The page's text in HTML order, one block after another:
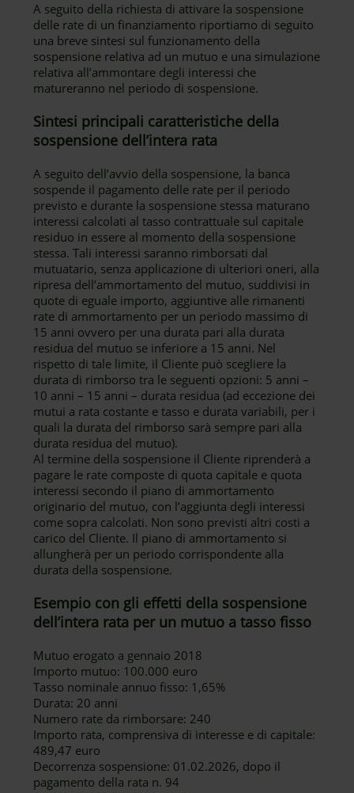
A seguito della richiesta di attivare la sospensione
delle rate di un finanziamento riportiamo di seguito
una breve sintesi sul funzionamento della
sospensione relativa ad un mutuo e una simulazione
relativa all’ammontare degli interessi che
matureranno nel periodo di sospensione.
Sintesi principali caratteristiche della
sospensione dell’intera rata
A seguito dell’avvio della sospensione, la banca
sospende il pagamento delle rate per il periodo
previsto e durante la sospensione stessa maturano
interessi calcolati al tasso contrattuale sul capitale
residuo in essere al momento della sospensione
stessa. Tali interessi saranno rimborsati dal
mutuatario, senza applicazione di ulteriori oneri, alla
ripresa dell’ammortamento del mutuo, suddivisi in
quote di eguale importo, aggiuntive alle rimanenti
rate di ammortamento per un periodo massimo di
15 anni ovvero per una durata pari alla durata
residua del mutuo se inferiore a 15 anni. Nel
rispetto di tale limite, il Cliente può scegliere la
durata di rimborso tra le seguenti opzioni: 5 anni –
10 anni – 15 anni – durata residua (ad eccezione dei
mutui a rata costante e tasso e durata variabili, per i
quali la durata del rimborso sarà sempre pari alla
durata residua del mutuo).
Al termine della sospensione il Cliente riprenderà a
pagare le rate composte di quota capitale e quota
interessi secondo il piano di ammortamento
originario del mutuo, con l’aggiunta degli interessi
come sopra calcolati. Non sono previsti altri costi a
carico del Cliente. Il piano di ammortamento si
allungherà per un periodo corrispondente alla
durata della sospensione.
Esempio con gli effetti della sospensione
dell’intera rata per un mutuo a tasso fisso
Mutuo erogato a gennaio 2018
Importo mutuo: 100.000 euro
Tasso nominale annuo fisso: 1,65%
Durata: 20 anni
Numero rate da rimborsare: 240
Importo rata, comprensiva di interesse e di capitale:
489,47 euro
Decorrenza sospensione: 01.02.2026, dopo il
pagamento della rata n. 94